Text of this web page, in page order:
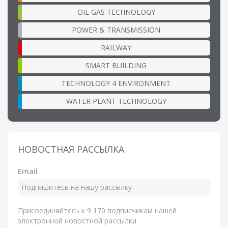
OIL GAS TECHNOLOGY
POWER & TRANSMISSION
RAILWAY
SMART BUILDING
TECHNOLOGY 4 ENVIRONMENT
WATER PLANT TECHNOLOGY
НОВОСТНАЯ РАССЫЛКА
Email
Присоединяйтесь к 9 170 подписчикам нашей
электронной новостной рассылки